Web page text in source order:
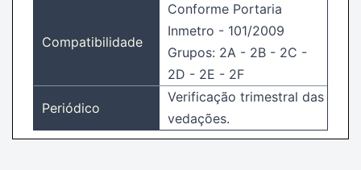
Compatibilidade
Conforme Portaria
Inmetro - 101/2009
Grupos: 2A - 2B - 2C -
2D - 2E - 2F
Periódico
Verificação trimestral das
vedações.